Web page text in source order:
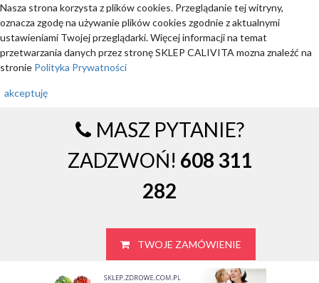
Nasza strona korzysta z plików cookies. Przeglądanie tej witryny,
oznacza zgodę na używanie plików cookies zgodnie z aktualnymi
ustawieniami Twojej przeglądarki. Więcej informacji na temat
przetwarzania danych przez stronę SKLEP CALIVITA mozna znaleźć na
stronie Polityka Prywatności
akceptuję
MASZ PYTANIE?
ZADZWOŃ! 608 311
282
TWOJE ZAMÓWIENIE